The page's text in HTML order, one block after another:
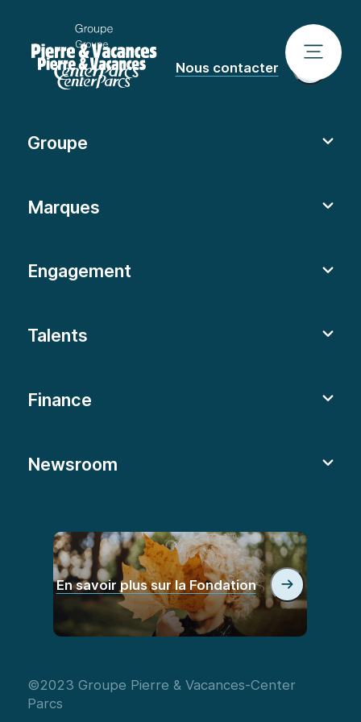
Nous contacter
Groupe
Marques
Engagement
Talents
Finance
Newsroom
En savoir plus sur la Fondation
©2023 Groupe Pierre & Vacances-Center
Parcs